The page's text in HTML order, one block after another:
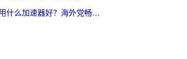
Dive用什么加速器好？海外党畅玩国服游戏的终极避坑指南